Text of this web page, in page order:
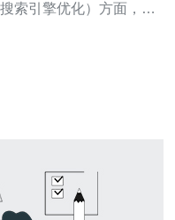
索引擎优化）方面，选
助提升网站的SEO效